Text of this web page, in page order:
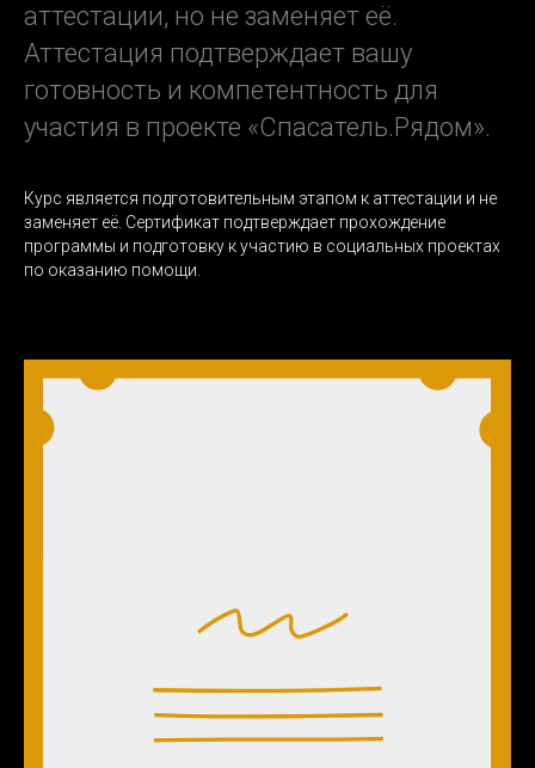
аттестации, но не заменяет её.
Аттестация подтверждает вашу
готовность и компетентность для
участия в проекте «Спасатель.Рядом».
Курс является подготовительным этапом к аттестации и не
заменяет её. Сертификат подтверждает прохождение
программы и подготовку к участию в социальных проектах
по оказанию помощи.